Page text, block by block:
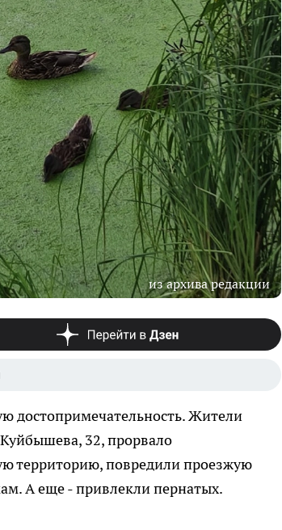
из архива редакции
достопримечательность. Жители
32, прорвало
территорию, повредили проезжую
А еще - привлекли пернатых.